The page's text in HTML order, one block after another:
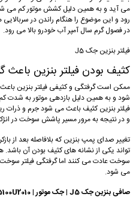
می آید و به همین دلیل کشش موتور کم می
رود و این موضوع را هنگام راندن در
در فصول گرم سال آمپر آب خودرو بالا می رود.
فیلتر بنزین جک J5
کثیف بودن فیلتر بنزین باعث
ممکن است گرفتگی و کثیفی فیلتر بنزین
شود و به همین دلیل بازدهی موتور به شدت
فیلتر بنزین کثیف باعث می شود جرم و ذرات
و در نتیجه به مرور مسیر پاشش سوخت در
تغییر صدای پمپ بنزین که بلافاصله بعد از
تواند یکی از نشانه های کثیف بودن آن
سوخت عادت می کنند اما گرفتگی فیلتر
می شود.
صافی بنزین جک J5 | جک موتور | 1105100U2010